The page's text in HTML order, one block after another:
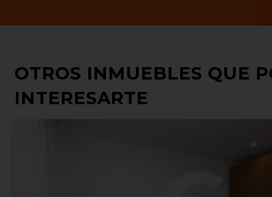
OTROS INMUEBLES QUE
INTERESARTE